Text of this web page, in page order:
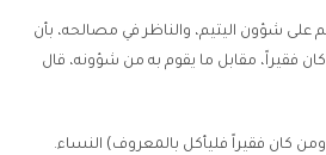
على شؤون اليتيم، والناظر في مصالحه، بأن
فقيراً، مقابل ما يقوم به من شؤونه، قال
كان فقيراً فليأكل بالمعروف) النساء.